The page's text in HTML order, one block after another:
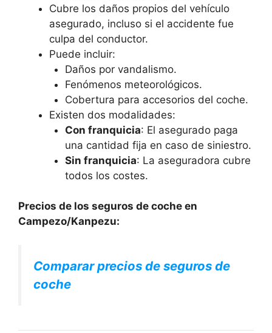
Cubre los daños propios del vehículo
asegurado, incluso si el accidente fue
culpa del conductor.
Puede incluir:
Daños por vandalismo.
Fenómenos meteorológicos.
Cobertura para accesorios del coche.
Existen dos modalidades:
Con franquicia: El asegurado paga
una cantidad fija en caso de siniestro.
Sin franquicia: La aseguradora cubre
todos los costes.
Precios de los seguros de coche en
Campezo/Kanpezu:
Comparar precios de seguros de
coche